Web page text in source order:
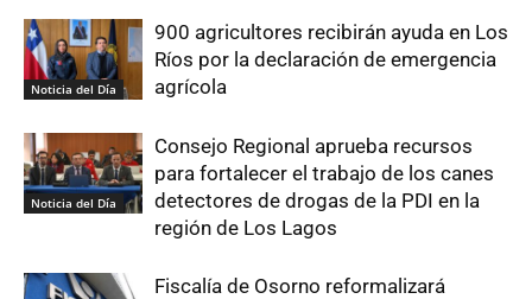
Noticia del Día
900 agricultores recibirán ayuda en Los
Ríos por la declaración de emergencia
agrícola
Noticia del Día
Consejo Regional aprueba recursos
para fortalecer el trabajo de los canes
detectores de drogas de la PDI en la
región de Los Lagos
Fiscalía de Osorno reformalizará